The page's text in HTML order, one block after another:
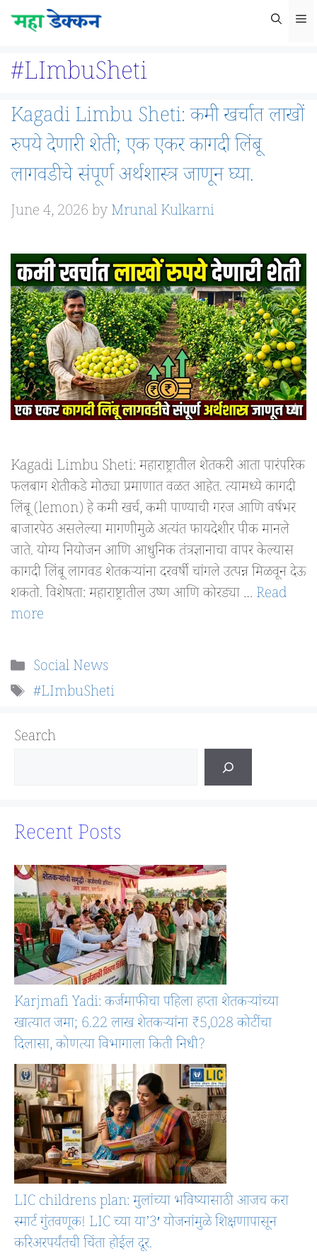
Skip
#LImbuSheti
Kagadi Limbu Sheti: कमी खर्चात लाखों
रुपये देणारी शेती; एक एकर कागदी लिंबू
लागवडीचे संपूर्ण अर्थशास्त्र जाणून घ्या.
June 4, 2026byMrunal Kulkarni
Kagadi Limbu Sheti: महाराष्ट्रातील शेतकरी आता पारंपरिक
फलबाग शेतीकडे मोठ्या प्रमाणात वळत आहेत. त्यामध्ये कागदी
लिंबू (lemon) हे कमी खर्च, कमी पाण्याची गरज आणि वर्षभर
बाजारपेठ असलेल्या मागणीमुळे अत्यंत फायदेशीर पीक मानले
जाते. योग्य नियोजन आणि आधुनिक तंत्रज्ञानाचा वापर केल्यास
कागदी लिंबू लागवड शेतकऱ्यांना दरवर्षी चांगले उत्पन्न मिळवून देऊ
शकतो. विशेषता: महाराष्ट्रातील उष्ण आणि कोरड्या … Read
more
Categories
Social News
Tags
#LImbuSheti
Search
Recent Posts
Karjmafi Yadi: कर्जमाफीचा पहिला हप्ता शेतकऱ्यांच्या
खात्यात जमा; 6.22 लाख शेतकऱ्यांना ₹5,028 कोटींचा
दिलासा, कोणत्या विभागाला किती निधी?
LIC childrens plan: मुलांच्या भविष्यासाठी आजच करा
स्मार्ट गुंतवणूक! LIC च्या या’3′ योजनांमुळे शिक्षणापासून
करिअरपर्यंतची चिंता होईल दूर.